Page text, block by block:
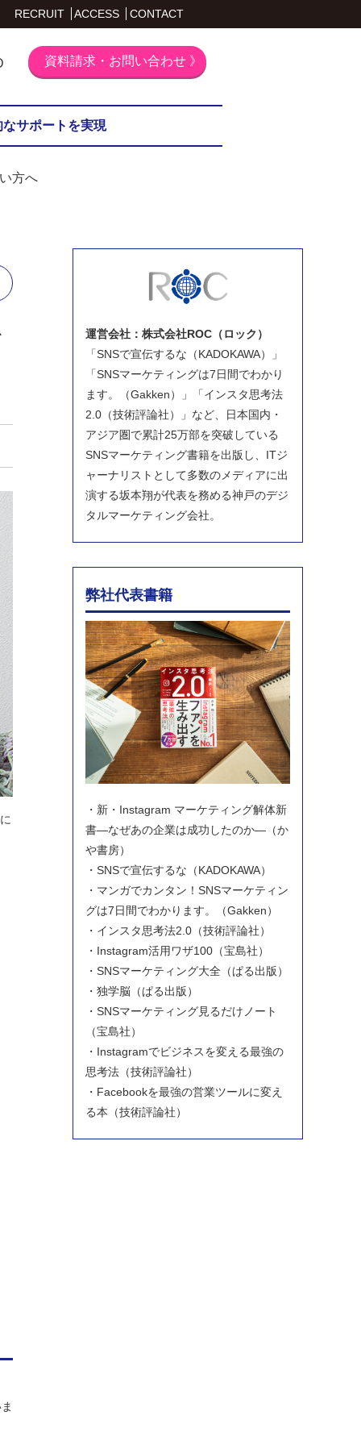
RECRUIT ACCESS CONTACT
資料請求・お問い合わせ 》
サポートを実現
方へ
運営会社：株式会社ROC（ロック）
「SNSで宣伝するな（KADOKAWA）」
「SNSマーケティングは7日間でわかり
ます。（Gakken）」「インスタ思考法
2.0（技術評論社）」など、日本国内・
アジア圏で累計25万部を突破している
SNSマーケティング書籍を出版し、ITジ
ャーナリストとして多数のメディアに出
演する坂本翔が代表を務める神戸のデジ
タルマーケティング会社。
弊社代表書籍
・新・Instagram マーケティング解体新
書―なぜあの企業は成功したのか―（か
や書房）
・SNSで宣伝するな（KADOKAWA）
・マンガでカンタン！SNSマーケティン
グは7日間でわかります。（Gakken）
・インスタ思考法2.0（技術評論社）
・Instagram活用ワザ100（宝島社）
・SNSマーケティング大全（ぱる出版）
・独学脳（ぱる出版）
・SNSマーケティング見るだけノート
（宝島社）
・Instagramでビジネスを変える最強の
思考法（技術評論社）
・Facebookを最強の営業ツールに変え
る本（技術評論社）